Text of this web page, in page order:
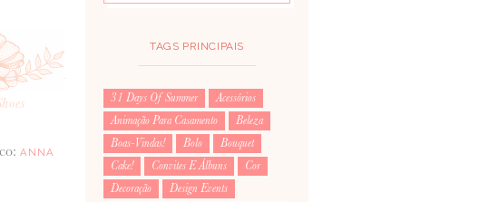
ANNA
TAGS PRINCIPAIS
31 Days Of Summer
Acessórios
Animação Para Casamento
Beleza
Boas-Vindas!
Bolo
Bouquet
Cake!
Convites E Álbuns
Cor
Decoração
Design Events